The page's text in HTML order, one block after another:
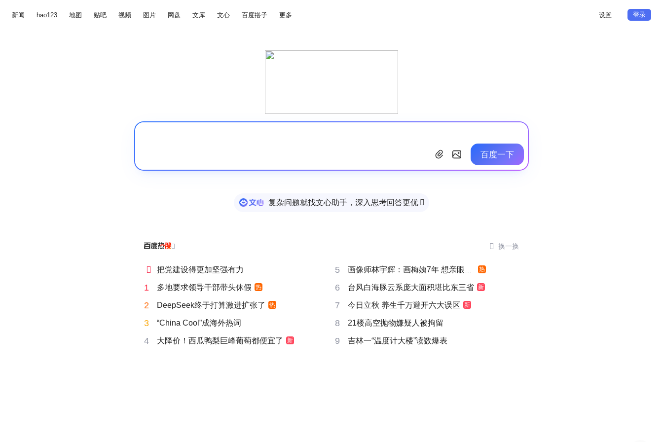
新闻 hao123 地图 贴吧 视频 图片 网盘 文库 文心 百度搭子 更多 设置 登录
百度一下
复杂问题就找文心助手，深入思考回答更优 
  换一换
 把党建设得更加坚强有力 5 画像师林宇辉：画梅姨7年 想亲眼看看 热
1 多地要求领导干部带头休假 热 6 台风白海豚云系庞大面积堪比东三省 新
2 DeepSeek终于打算激进扩张了 热 7 今日立秋 养生千万避开六大误区 新
3 “China Cool”成海外热词 8 21楼高空抛物嫌疑人被拘留
4 大降价！西瓜鸭梨巨峰葡萄都便宜了 新 9 吉林一“温度计大楼”读数爆表